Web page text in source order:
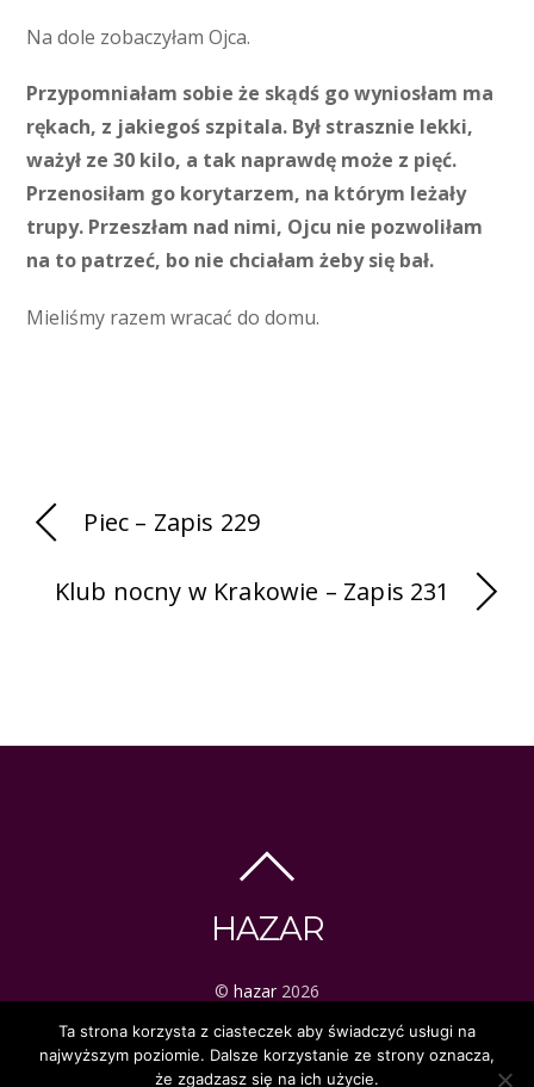
Na dole zobaczyłam Ojca.
Przypomniałam sobie że skądś go wyniosłam ma
rękach, z jakiegoś szpitala. Był strasznie lekki,
ważył ze 30 kilo, a tak naprawdę może z pięć.
Przenosiłam go korytarzem, na którym leżały
trupy. Przeszłam nad nimi, Ojcu nie pozwoliłam
na to patrzeć, bo nie chciałam żeby się bał.
Mieliśmy razem wracać do domu.
Piec – Zapis 229
Klub nocny w Krakowie – Zapis 231
HAZAR
© hazar 2026
ezoteryka | tarot | mistyka
Ta strona korzysta z ciasteczek aby świadczyć usługi na
najwyższym poziomie. Dalsze korzystanie ze strony oznacza,
że zgadzasz się na ich użycie.